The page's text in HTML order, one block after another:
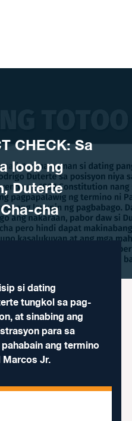
CHECK: Sa
loob ng
Duterte
cha
si dating
tungkol sa pag-
at sinabing ang
para sa
ang termino
Marcos Jr.